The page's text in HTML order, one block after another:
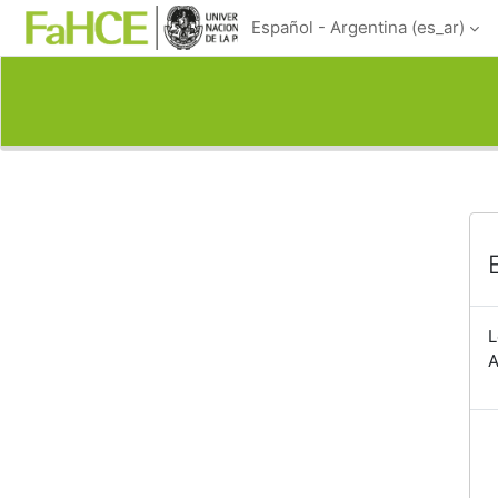
Salta al contenido principal
Español - Argentina ‎(es_ar)‎